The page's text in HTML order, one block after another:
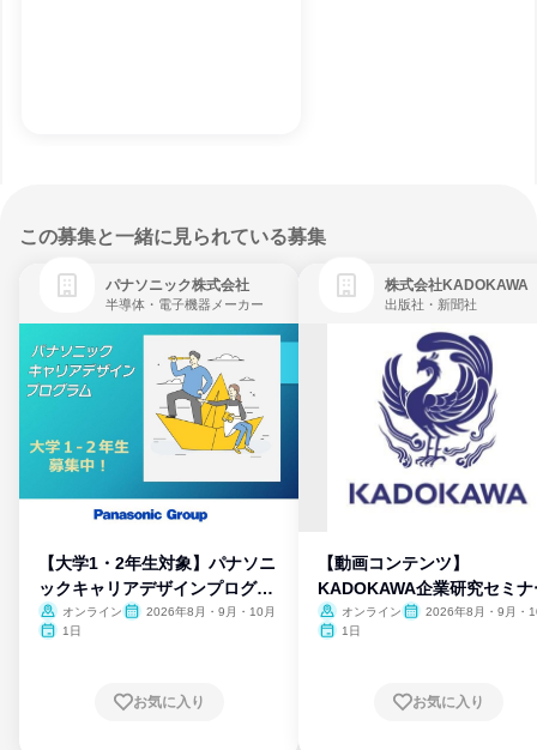
この募集と一緒に見られている募集
パナソニック株式会社
半導体・電子機器メーカー
【大学1・2年生対象】パナソニ
ックキャリアデザインプログラ
ム
オンライン
2026年8月・9月・10月
1日
お気に入り
株式会社KADOKAWA
出版社・新聞社
【動画コンテンツ】
KADOKAWA企業研究セミナ
オンライン
2026年8月・9月・
1日
お気に入り